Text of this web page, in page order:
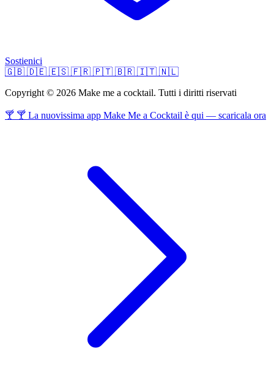
Sostienici
🇬🇧 🇩🇪 🇪🇸 🇫🇷 🇵🇹 🇧🇷 🇮🇹 🇳🇱
Copyright © 2026 Make me a cocktail. Tutti i diritti riservati
🍸 🍸 La nuovissima app Make Me a Cocktail è qui — scaricala ora